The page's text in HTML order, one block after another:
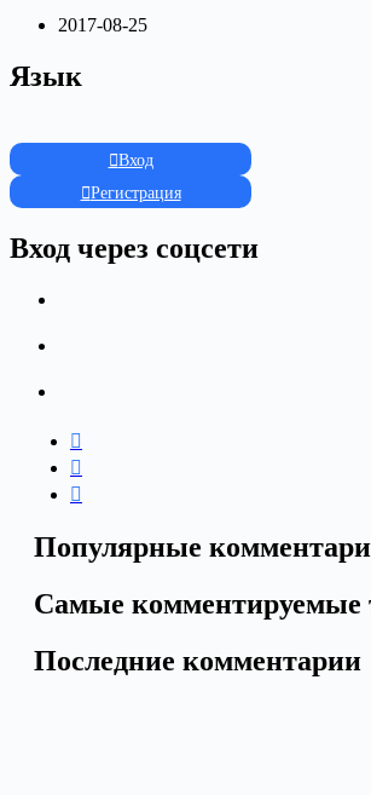
2017-08-25
Язык
Вход
Регистрация
Вход через соцсети
Популярные
Самые комментируемые
Последние комментарии